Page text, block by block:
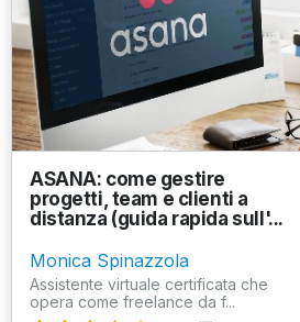
ASANA: come gestire
progetti, team e clienti a
distanza (guida rapida sull'...
Monica Spinazzola
Assistente virtuale certificata che
opera come freelance da f...